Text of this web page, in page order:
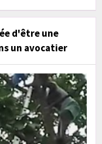
d'être une
un avocatier